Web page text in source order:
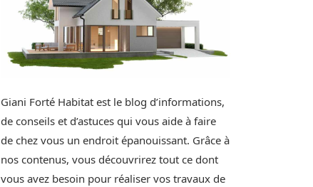
Giani Forté Habitat est le blog d’informations,
de conseils et d’astuces qui vous aide à faire
de chez vous un endroit épanouissant. Grâce à
nos contenus, vous découvrirez tout ce dont
vous avez besoin pour réaliser vos travaux de